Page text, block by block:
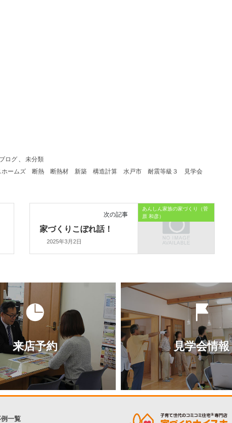
ブログ 、
未分類
ホームズ 断熱 断熱材 新築 構造計算 水戸市 耐震等級３ 見学会
あんしん家族の家づくり（菅
原 和彦）
次の記事
家づくりこぼれ話！
2025年3月2日
来店予約 見学会情報
一覧